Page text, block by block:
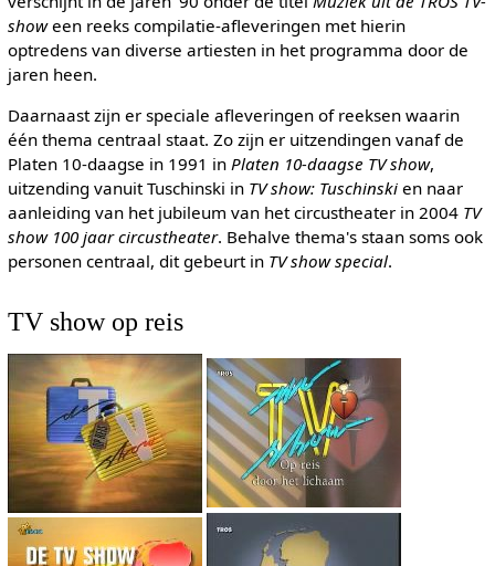
shoween reeks compilatie-afleveringen met hierin
optredens van diverse artiesten in het programma door de
jaren heen.
Daarnaast zijn er speciale afleveringen of reeksen waarin
één thema centraal staat. Zo zijn er uitzendingen vanaf de
Platen 10-daagse in 1991 in Platen 10-daagse TV show,
uitzending vanuit Tuschinski in TV show: Tuschinskien naar
aanleiding van het jubileum van het circustheater in 2004 TV
show 100 jaar circustheater. Behalve thema's staan soms ook
personen centraal, dit gebeurt in TV show special.
TV show op reis